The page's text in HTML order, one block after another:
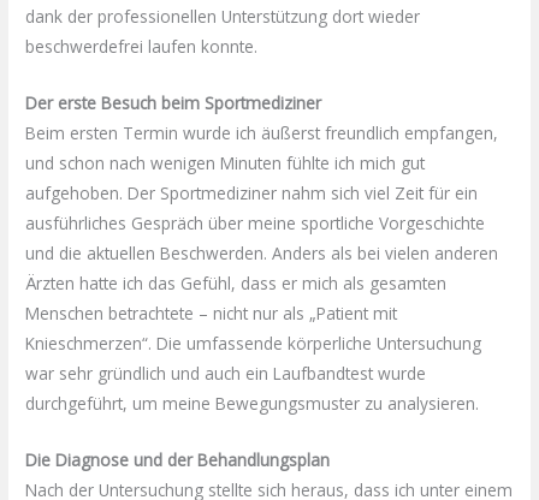
dank der professionellen Unterstützung dort wieder
beschwerdefrei laufen konnte.
Der erste Besuch beim Sportmediziner
Beim ersten Termin wurde ich äußerst freundlich empfangen,
und schon nach wenigen Minuten fühlte ich mich gut
aufgehoben. Der Sportmediziner nahm sich viel Zeit für ein
ausführliches Gespräch über meine sportliche Vorgeschichte
und die aktuellen Beschwerden. Anders als bei vielen anderen
Ärzten hatte ich das Gefühl, dass er mich als gesamten
Menschen betrachtete – nicht nur als „Patient mit
Knieschmerzen“. Die umfassende körperliche Untersuchung
war sehr gründlich und auch ein Laufbandtest wurde
durchgeführt, um meine Bewegungsmuster zu analysieren.
Die Diagnose und der Behandlungsplan
Nach der Untersuchung stellte sich heraus, dass ich unter einem